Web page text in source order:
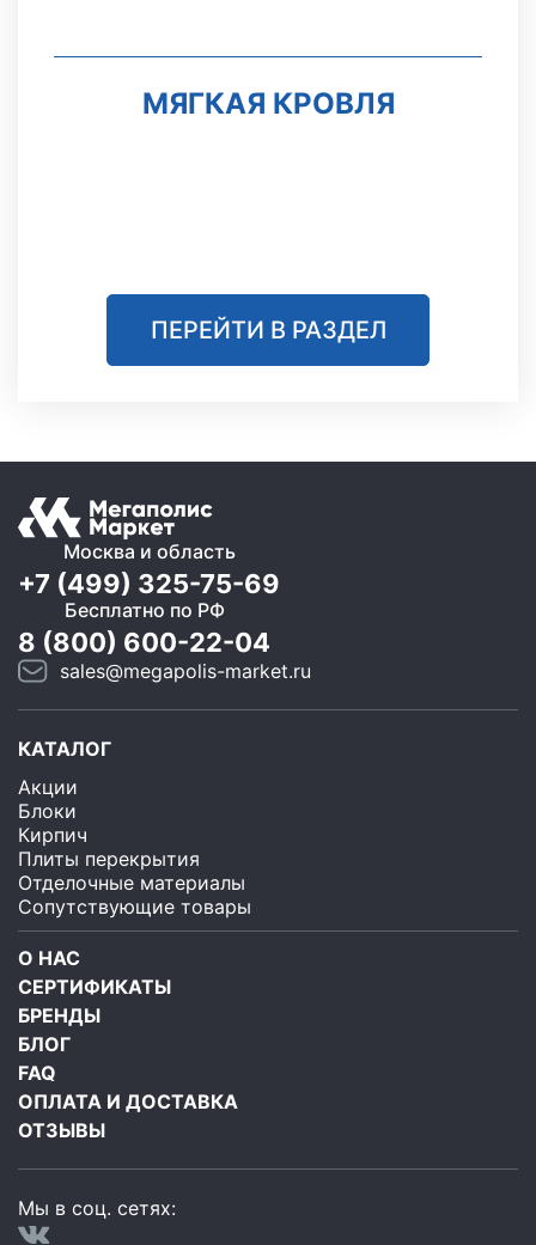
МЯГКАЯ КРОВЛЯ
ПЕРЕЙТИ В РАЗДЕЛ
Москва и область
+7 (499) 325-75-69
Бесплатно по РФ
8 (800) 600-22-04
sales@megapolis-market.ru
КАТАЛОГ
Акции
Блоки
Кирпич
Плиты перекрытия
Отделочные материалы
Сопутствующие товары
О НАС
СЕРТИФИКАТЫ
БРЕНДЫ
БЛОГ
FAQ
ОПЛАТА И ДОСТАВКА
ОТЗЫВЫ
Мы в соц. сетях: